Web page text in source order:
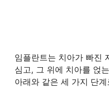
임플란트는 치아가 빠진
심고, 그 위에 치아를 얹
아래와 같은 세 가지 단